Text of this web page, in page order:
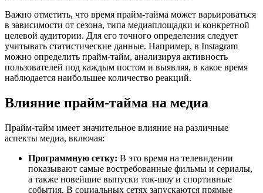
Важно отметить, что время прайм-тайма может варьироваться
в зависимости от сезона, типа медиаплощадки и конкретной
целевой аудитории. Для его точного определения следует
учитывать статистические данные. Например, в Instagram
можно определить прайм-тайм, анализируя активность
пользователей под каждым постом и выявляя, в какое время
наблюдается наибольшее количество реакций.
Влияние прайм-тайма на медиа
Прайм-тайм имеет значительное влияние на различные
аспекты медиа, включая:
Программную сетку: В это время на телевидении
показывают самые востребованные фильмы и сериалы,
а также новейшие выпуски ток-шоу и спортивные
события. В социальных сетях запускаются прямые